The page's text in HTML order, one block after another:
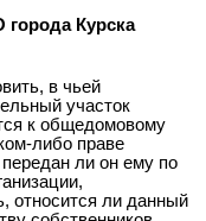
Курска
в чьей
участок
к общедомовому
либо праве
ли он ему по
относится ли данный